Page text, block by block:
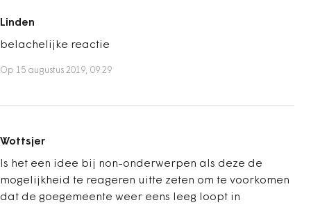
Linden
belachelijke reactie
Op 15 augustus 2019, 09:29
Wottsjer
Is het een idee bij non-onderwerpen als deze de
mogelijkheid te reageren uitte zeten om te voorkomen
dat de goegemeente weer eens leeg loopt in